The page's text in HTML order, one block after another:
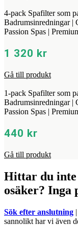
4-pack Spafilter som
Badrumsinredningar |
Passion Spas |
1 320 kr
Gå till produkt
1-pack Spafilter som
Badrumsinredningar |
Passion Spas |
440 kr
Gå till produkt
Hittar du
osäker? Inga
Sök efter anslutning
sannolikt har vi även